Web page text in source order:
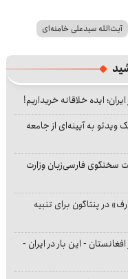
آیت‌الله سیدعلی خامنه‌ای
ایده خلاقانه خریداریم!
ویدئو به آیینه‌ای از جامعه
سخنگوی فارسی‌زبان وزارت
در پنتاگون برای تنبیه
افغانستان - این بار در ایران -